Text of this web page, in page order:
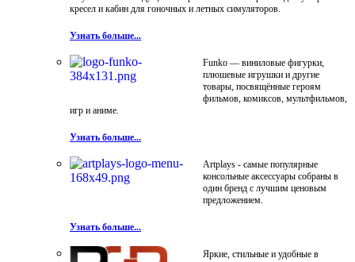
кресел и кабин для гоночных и летных симуляторов.
Узнать больше...
Funko — виниловые фигурки,
плюшевые игрушки и другие
товары, посвящённые героям
фильмов, комиксов, мультфильмов,
игр и аниме.
Узнать больше...
Artplays - самые популярные
консольные аксессуары собраны в
один бренд с лучшим ценовым
предложением.
Узнать больше...
Яркие, стильные и удобные в